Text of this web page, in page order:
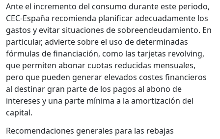
Ante el incremento del consumo durante este periodo,
CEC-España recomienda planificar adecuadamente los
gastos y evitar situaciones de sobreendeudamiento. En
particular, advierte sobre el uso de determinadas
fórmulas de financiación, como las tarjetas revolving,
que permiten abonar cuotas reducidas mensuales,
pero que pueden generar elevados costes financieros
al destinar gran parte de los pagos al abono de
intereses y una parte mínima a la amortización del
capital.
Recomendaciones generales para las rebajas